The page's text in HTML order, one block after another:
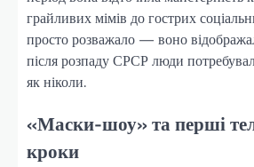
грайливих мімів до гострих
просто розважало — воно
після розпаду СРСР люди
як ніколи.
«Маски-шоу» та перші
кроки